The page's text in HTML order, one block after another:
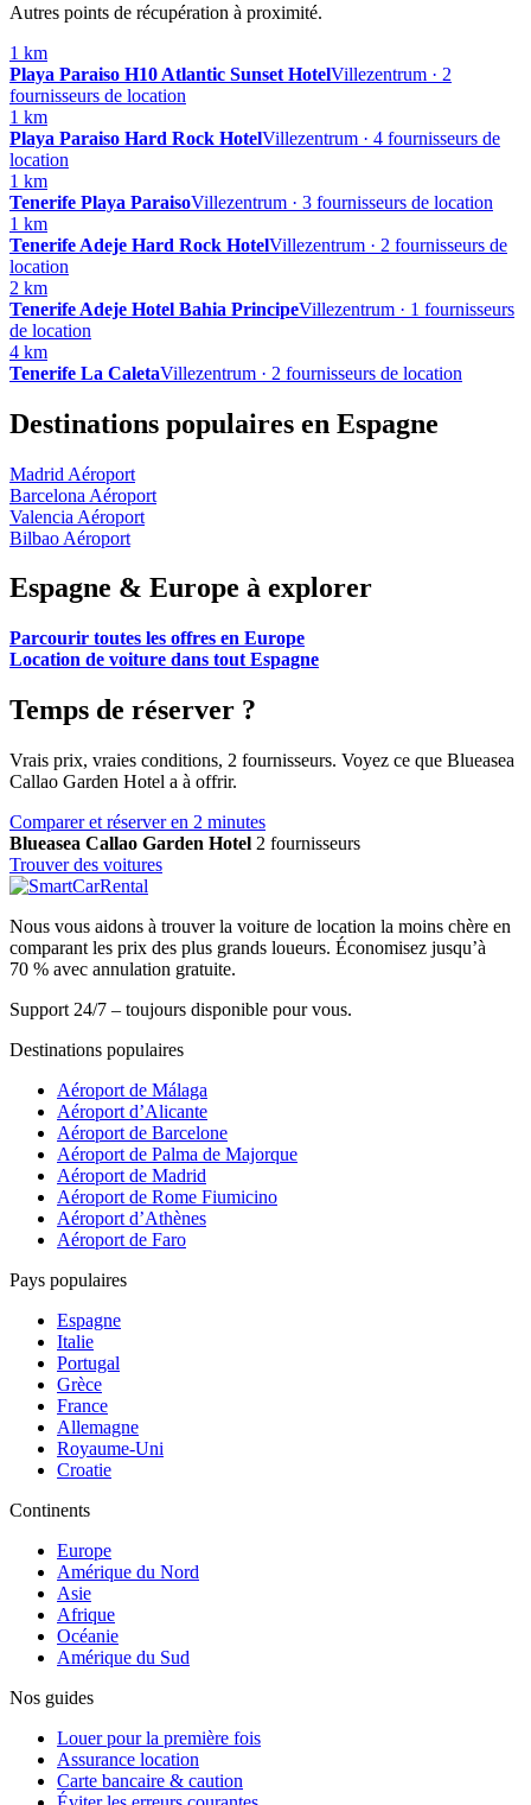
Autres points de récupération à proximité.
1 km
Playa Paraiso H10 Atlantic Sunset HotelVillezentrum · 2
fournisseurs de location
1 km
Playa Paraiso Hard Rock HotelVillezentrum · 4 fournisseurs de
location
1 km
Tenerife Playa ParaisoVillezentrum · 3 fournisseurs de location
1 km
Tenerife Adeje Hard Rock HotelVillezentrum · 2 fournisseurs de
location
2 km
Tenerife Adeje Hotel Bahia PrincipeVillezentrum · 1 fournisseurs
de location
4 km
Tenerife La CaletaVillezentrum · 2 fournisseurs de location
Destinations populaires en Espagne
Madrid Aéroport
Barcelona Aéroport
Valencia Aéroport
Bilbao Aéroport
Espagne & Europe à explorer
Parcourir toutes les offres en Europe
Location de voiture dans tout Espagne
Temps de réserver ?
Vrais prix, vraies conditions, 2 fournisseurs. Voyez ce que Blueasea
Callao Garden Hotel a à offrir.
Comparer et réserver en 2 minutes
Blueasea Callao Garden Hotel 2 fournisseurs
Trouver des voitures
Nous vous aidons à trouver la voiture de location la moins chère en
comparant les prix des plus grands loueurs. Économisez jusqu’à
70 % avec annulation gratuite.
Support 24/7 – toujours disponible pour vous.
Destinations populaires
Aéroport de Málaga
Aéroport d’Alicante
Aéroport de Barcelone
Aéroport de Palma de Majorque
Aéroport de Madrid
Aéroport de Rome Fiumicino
Aéroport d’Athènes
Aéroport de Faro
Pays populaires
Espagne
Italie
Portugal
Grèce
France
Allemagne
Royaume-Uni
Croatie
Continents
Europe
Amérique du Nord
Asie
Afrique
Océanie
Amérique du Sud
Nos guides
Louer pour la première fois
Assurance location
Carte bancaire & caution